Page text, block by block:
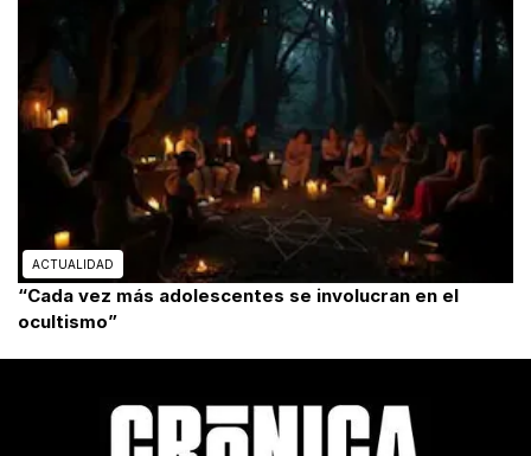
ACTUALIDAD
“Cada vez más adolescentes se involucran en el
ocultismo”